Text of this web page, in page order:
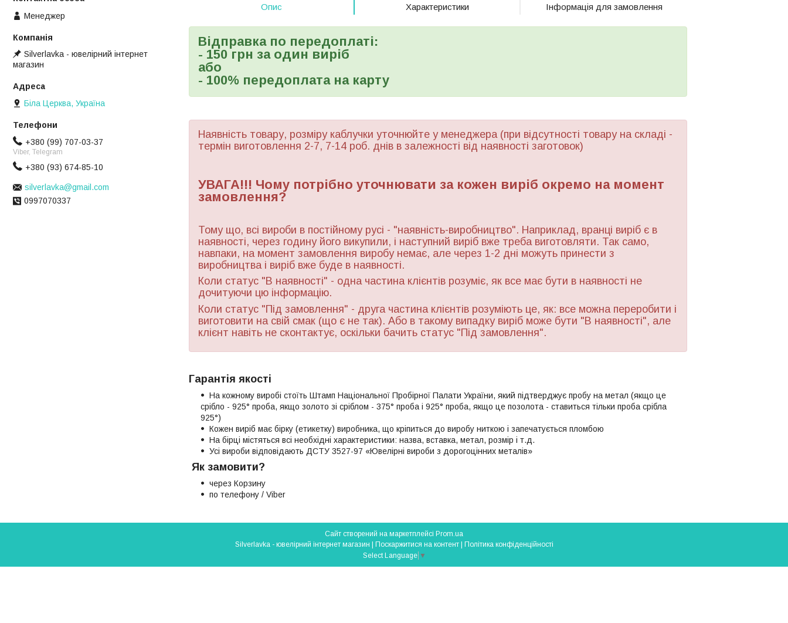
Опис Характеристики Інформація для замовлення
Відправка по передоплаті:
- 150 грн за один виріб
або
- 100% передоплата на карту
Наявність товару, розміру каблучки уточнюйте у менеджера (при відсутності товару на складі -
термін виготовлення 2-7, 7-14 роб. днів в залежності від наявності заготовок)
УВАГА!!! Чому потрібно уточнювати за кожен виріб окремо на момент
замовлення?
Тому що, всі вироби в постійному русі - "наявність-виробництво". Наприклад, вранці виріб є в
наявності, через годину його викупили, і наступний виріб вже треба виготовляти. Так само,
навпаки, на момент замовлення виробу немає, але через 1-2 дні можуть принести з
виробництва і виріб вже буде в наявності.
Коли статус "В наявності" - одна частина клієнтів розуміє, як все має бути в наявності не
дочитуючи цю інформацію.
Коли статус "Під замовлення" - друга частина клієнтів розуміють це, як: все можна переробити і
виготовити на свій смак (що є не так). Або в такому випадку виріб може бути "В наявності", але
клієнт навіть не сконтактує, оскільки бачить статус "Під замовлення".
Гарантія якості
На кожному виробі стоїть Штамп Національної Пробірної Палати України, який підтверджує пробу на метал (якщо це
срібло - 925° проба, якщо золото зі сріблом - 375° проба і 925° проба, якщо це позолота - ставиться тільки проба срібла
925°)
Кожен виріб має бірку (етикетку) виробника, що кріпиться до виробу ниткою і запечатується пломбою
На бірці містяться всі необхідні характеристики: назва, вставка, метал, розмір і т.д.
Усі вироби відповідають ДСТУ 3527-97 «Ювелірні вироби з дорогоцінних металів»
Як замовити?
через Корзину
по телефону / Viber
Менеджер
Silverlavka - ювелірний інтернет
магазин
Біла Церква, Україна
+380 (99) 707-03-37
Viber, Telegram
+380 (93) 674-85-10
silverlavka@gmail.com
0997070337
Сайт створений на маркетплейсі Prom.ua
Silverlavka - ювелірний інтернет магазин | Поскаржитися на контент | Політика конфіденційності
Select Language ▼